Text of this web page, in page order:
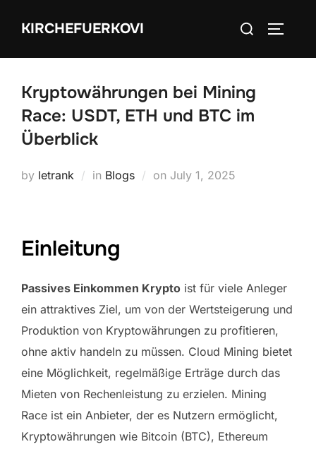
KIRCHEFUERKOVI
Search
Kryptowährungen bei Mining
Race: USDT, ETH und BTC im
Überblick
by letrank in Blogs on Posted
July 1, 2025
Einleitung
Passives Einkommen Krypto ist für viele Anleger
ein attraktives Ziel, um von der Wertsteigerung und
Produktion von Kryptowährungen zu profitieren,
ohne aktiv handeln zu müssen. Cloud Mining bietet
eine Möglichkeit, regelmäßige Erträge durch das
Mieten von Rechenleistung zu erzielen. Mining
Race ist ein Anbieter, der es Nutzern ermöglicht,
Kryptowährungen wie Bitcoin (BTC), Ethereum